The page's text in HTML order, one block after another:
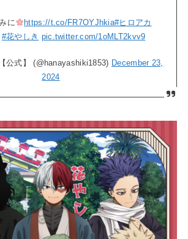
に https://t.co/FR7OYJhkia#ヒロアカ
#花やしき pic.twitter.com/1oMLT2kvv9
公式】 (@hanayashiki1853) December 23,
2024